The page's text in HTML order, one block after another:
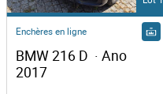
Enchères en ligne
BMW 216 D  · Ano
2017